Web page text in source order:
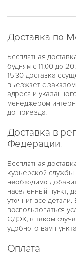
Доставка по
Бесплатная
будням с 11:00 до
15:30 доставка
выезжает с
адреса и
менеджером
до приезда.
Доставка в
Федерации.
Бесплатная
курьерской
необходимо
населенный пункт,
уточнит все
воспользоваться
СДЭК, в таком
удобного вам
Оплата
LENNOX
LILIANE
MINI CAMILLE
MINI PILOT
PARKER
PILOT
RAQUEL
RITZ
RUNWAY
SOFIE
WREN
ЖЕЛТОЕ
ЖЕНСКИЕ
ЗОЛОТЫЕ
МУЖСКИЕ
РОЗОВОЕ
УНИСЕКС
ЧЕРНЫЕ
НОВИНКИ
О КОМПАНИИ